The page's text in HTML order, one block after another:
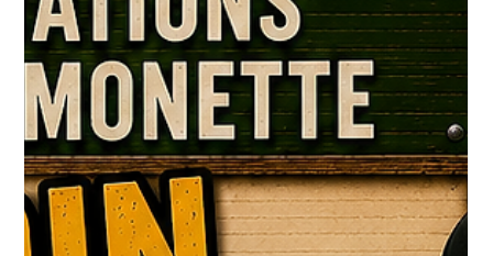
peut parfois faire une réelle différence : aménager ou
entretenir un sentier de déplacement. Cette technique,
largement utilisée par plusieurs gestionnaires de territoires en
Amérique du Nord, repose sur un principe biologique bien
connu : le chevreuil et